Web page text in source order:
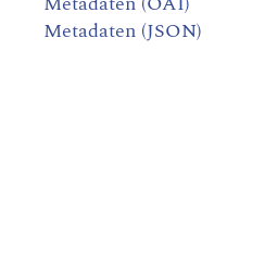
Metadaten (JSON)